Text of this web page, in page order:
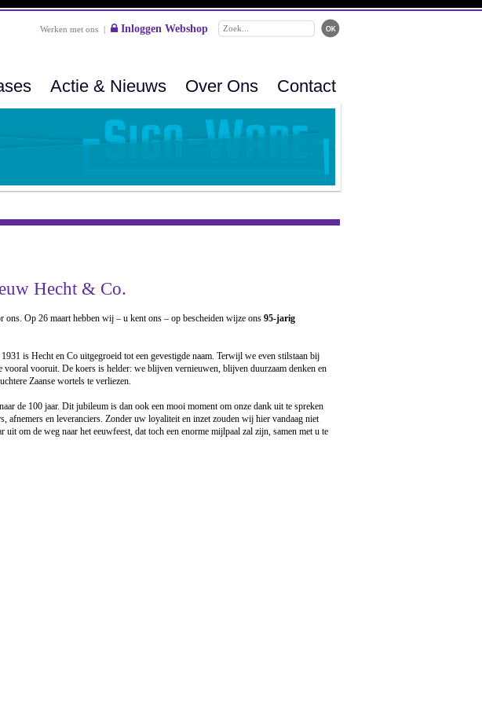
Werken met ons | Inloggen Webshop
Actie & Nieuws Over Ons Contact
Hecht & Co.
Op 26 maart hebben wij – u kent ons – op bescheiden wijze ons 95-jarig
is Hecht en Co uitgegroeid tot een gevestigde naam. Terwijl we even stilstaan bij
vooruit. De koers is helder: we blijven vernieuwen, blijven duurzaam denken en
Zaanse wortels te verliezen.
de 100 jaar. Dit jubileum is dan ook een mooi moment om onze dank uit te spreken
afnemers en leveranciers. Zonder uw loyaliteit en inzet zouden wij hier vandaag niet
uit om de weg naar het eeuwfeest, dat toch een enorme mijlpaal zal zijn, samen met u te